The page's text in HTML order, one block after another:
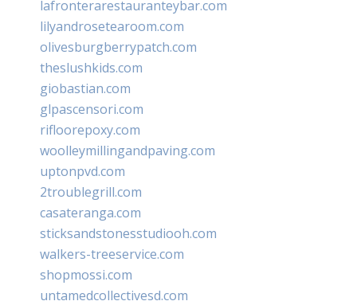
lafronterarestauranteybar.com
lilyandrosetearoom.com
olivesburgberrypatch.com
theslushkids.com
giobastian.com
glpascensori.com
rifloorepoxy.com
woolleymillingandpaving.com
uptonpvd.com
2troublegrill.com
casateranga.com
sticksandstonesstudiooh.com
walkers-treeservice.com
shopmossi.com
untamedcollectivesd.com